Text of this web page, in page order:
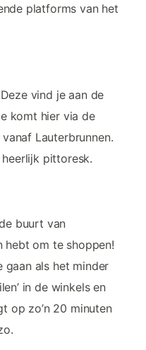
platforms van het
vind je aan de
komt hier via de
Lauterbrunnen.
pittoresk.
buurt van
hebt om te shoppen!
gaan als het minder
in de winkels en
op zo’n 20 minuten